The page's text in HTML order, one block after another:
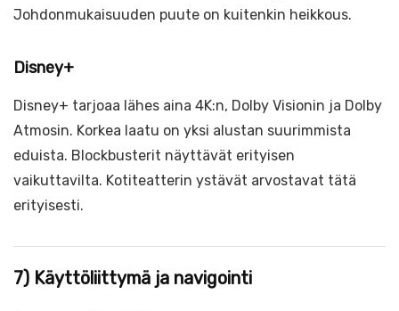
Johdonmukaisuuden puute on kuitenkin heikkous.
Disney+
Disney+ tarjoaa lähes aina 4K:n, Dolby Visionin ja Dolby
Atmosin. Korkea laatu on yksi alustan suurimmista
eduista. Blockbusterit näyttävät erityisen
vaikuttavilta. Kotiteatterin ystävät arvostavat tätä
erityisesti.
7) Käyttöliittymä ja navigointi